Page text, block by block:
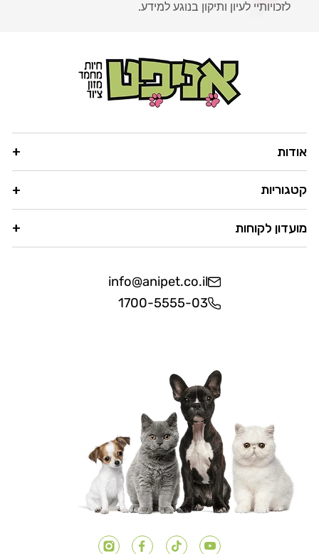
לזכויותיי לעיון ותיקון בנוגע למידע.
אודות
קטגוריות
מועדון לקוחות
info@anipet.co.il
1700-5555-03